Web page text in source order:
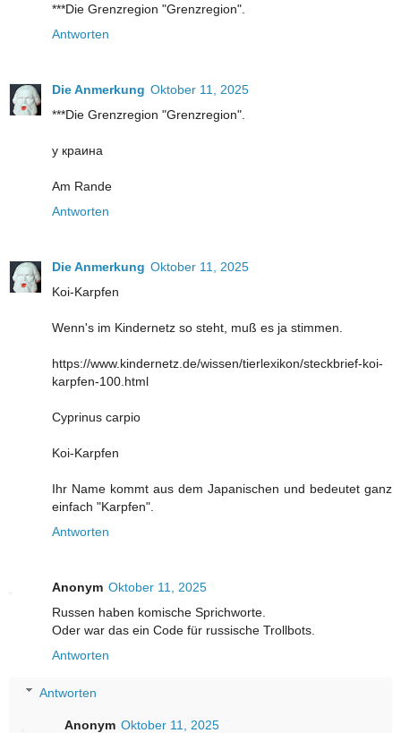
***Die Grenzregion "Grenzregion".
Antworten
Die Anmerkung Oktober 11, 2025
***Die Grenzregion "Grenzregion".
у краина
Am Rande
Antworten
Die Anmerkung Oktober 11, 2025
Koi-Karpfen
Wenn's im Kindernetz so steht, muß es ja stimmen.
https://www.kindernetz.de/wissen/tierlexikon/steckbrief-koi-
karpfen-100.html
Cyprinus carpio
Koi-Karpfen
Ihr Name kommt aus dem Japanischen und bedeutet ganz
einfach "Karpfen".
Antworten
Anonym Oktober 11, 2025
Russen haben komische Sprichworte.
Oder war das ein Code für russische Trollbots.
Antworten
Antworten
Anonym Oktober 11, 2025